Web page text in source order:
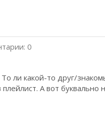
0
ли какой-то друг/
А вот буквально